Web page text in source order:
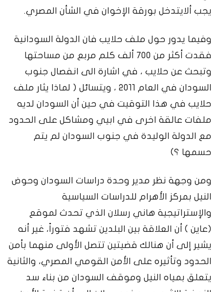
يجب ألايتدخل بورقة الإخوان في الشأن المصري.
وفيما يدور حول ملف حلايب فان الدولة السودانية
فقدت أكثر من 700 ألف كلم مربع من مساحتها
وتبحث عن حلايب ، في اشارة الى انفصال جنوب
السودان في العام 2011 ، ويتسائل ( لماذا يثار ملف
حلايب في هذا التوقيت في حين أن السودان لديه
ملفات عالقة اخرى في ابيي ومشاكل على الحدود
مع الدولة الوليدة في جنوب السودان لم يتم
حسمها ؟)
ومن وجهة نظر مدير وحدة دراسات السودان وحوض
النيل بمركز الأهرام للدراسات السياسية
والإستراتيجية هاني رسلان الذي تحدث لموقع
(عاين ) أن العلاقة بين البلدين تشهد فتوراً، غير أنه
يشير إلى أن هنالك قضيتين تتصل الأولى منهما بأمن
الحدود وتأثيره على الأمن القومي المصري، والثانية
يتعلق بمياه النيل وموقف السودان من بناء سد